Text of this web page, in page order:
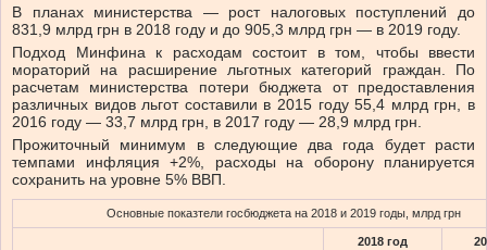
В планах министерства — рост налоговых поступлений до
831,9 млрд грн в 2018 году и до 905,3 млрд грн — в 2019 году.
Подход Минфина к расходам состоит в том, чтобы ввести
мораторий на расширение льготных категорий граждан. По
расчетам министерства потери бюджета от предоставления
различных видов льгот составили в 2015 году 55,4 млрд грн, в
2016 году — 33,7 млрд грн, в 2017 году — 28,9 млрд грн.
Прожиточный минимум в следующие два года будет расти
темпами инфляция +2%, расходы на оборону планируется
сохранить на уровне 5% ВВП.
Основные показтели госбюджета на 2018 и 2019 годы, млрд грн
2018 год